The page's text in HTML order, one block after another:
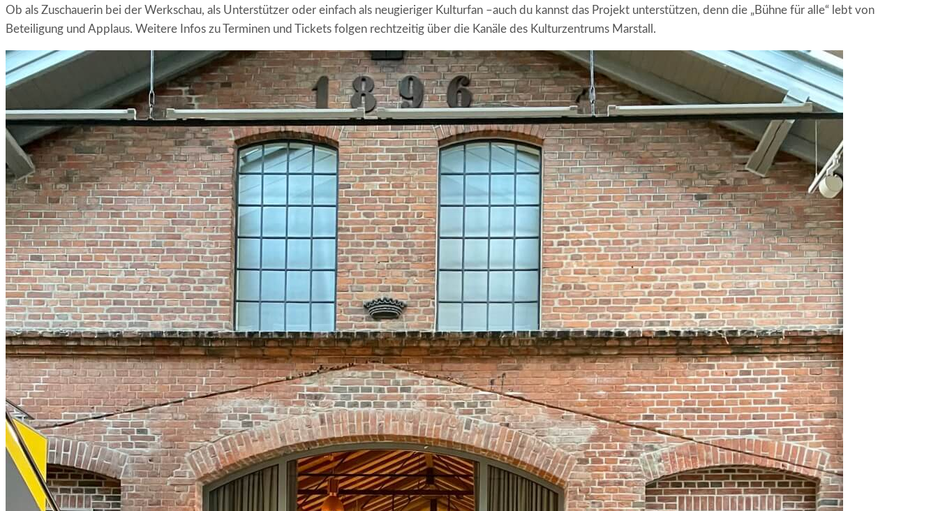
Ob als Zuschauerin bei der Werkschau, als Unterstützer oder einfach als neugieriger Kulturfan –auch du kannst das Projekt unterstützen, denn die „Bühne für alle“ lebt von
Beteiligung und Applaus. Weitere Infos zu Terminen und Tickets folgen rechtzeitig über die Kanäle des Kulturzentrums Marstall.